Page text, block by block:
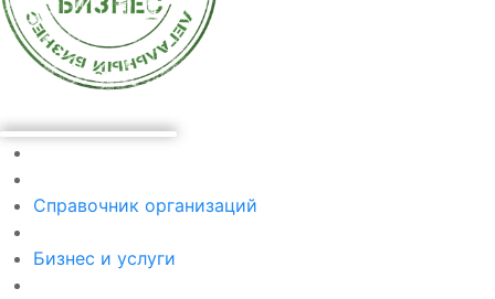
Справочник организаций
Бизнес и услуги